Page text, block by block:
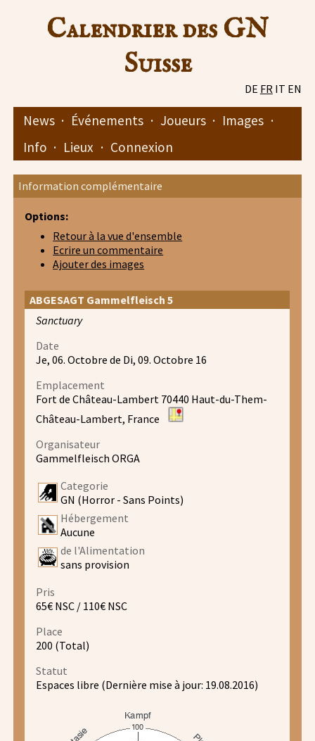
Calendrier des GN
Suisse
DE FR IT EN
News · Événements · Joueurs · Images ·
Info · Lieux · Connexion
Information complémentaire
Options:
Retour à la vue d'ensemble
Ecrire un commentaire
Ajouter des images
ABGESAGT Gammelfleisch 5
Sanctuary
Date
Je, 06. Octobre de Di, 09. Octobre 16
Emplacement
Fort de Château-Lambert 70440 Haut-du-Them-
Château-Lambert, France
Organisateur
Gammelfleisch ORGA
Categorie
GN (Horror - Sans Points)
Hébergement
Aucune
de l'Alimentation
sans provision
Pris
65€ NSC / 110€ NSC
Place
200 (Total)
Statut
Espaces libre (Dernière mise à jour: 19.08.2016)